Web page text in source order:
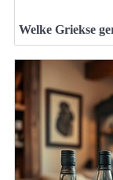
Welke Griekse